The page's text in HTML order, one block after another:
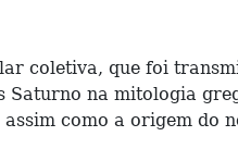
coletiva, que foi
na mitologia
como a origem do